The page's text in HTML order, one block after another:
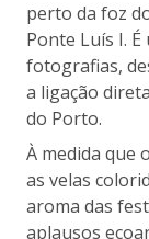
perto da foz
Ponte Luís I.
fotografias,
a ligação
do Porto.
À medida que
as velas
aroma das
aplausos